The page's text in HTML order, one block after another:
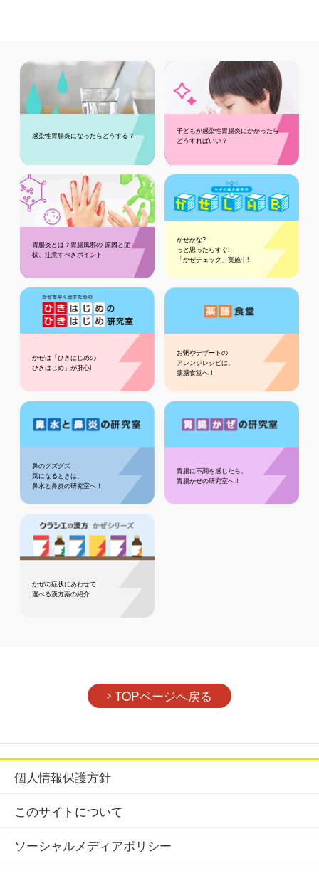
感染性胃腸炎になったらどうする？
子どもが感染性胃腸炎にかかったら
どうすればいい？
胃腸炎とは？胃腸風邪の 原因と症
状、注意すべきポイント
かぜかな?
っと思ったらすぐ!
「かぜチェック」実施中!
かぜは「ひきはじめの
ひきはじめ」が肝心!
お粥やデザートの
アレンジレシピは、
薬膳食堂へ！
鼻のグズグズ
気になるときは、
鼻水と鼻炎の研究室へ！
胃腸に不調を感じたら、
胃腸かぜの研究室へ！
かぜの症状にあわせて
選べる漢方薬の紹介
TOPページへ戻る
個人情報保護方針
このサイトについて
ソーシャルメディアポリシー